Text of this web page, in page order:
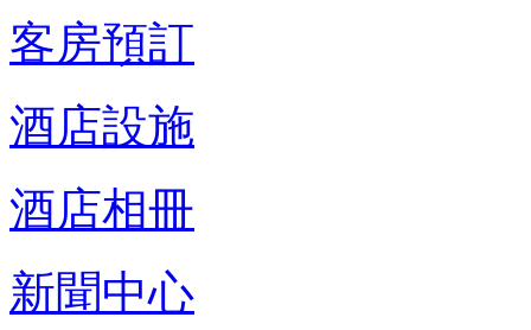
客房預訂
酒店設施
酒店相冊
新聞中心